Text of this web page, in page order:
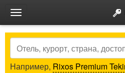
Toggle
navigation
Search
Например, Rixos Premium